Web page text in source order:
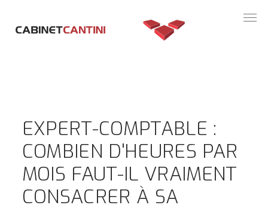
EXPERT-COMPTABLE :
COMBIEN D'HEURES PAR
MOIS FAUT-IL VRAIMENT
CONSACRER À SA